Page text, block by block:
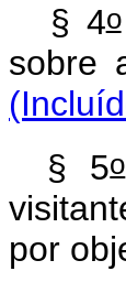
§ 4o
§ 5o
por